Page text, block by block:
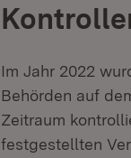
Im Jahr 2022
Behörden auf
Zeitraum
festgestellten